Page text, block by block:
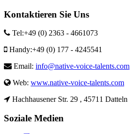
Kontaktieren Sie Uns
Tel:+49 (0) 2363 - 4661073
Handy:+49 (0) 177 - 4245541
Email: info@native-voice-talents.com
Web: www.native-voice-talents.com
Hachhausener Str. 29 , 45711 Datteln
Soziale Medien